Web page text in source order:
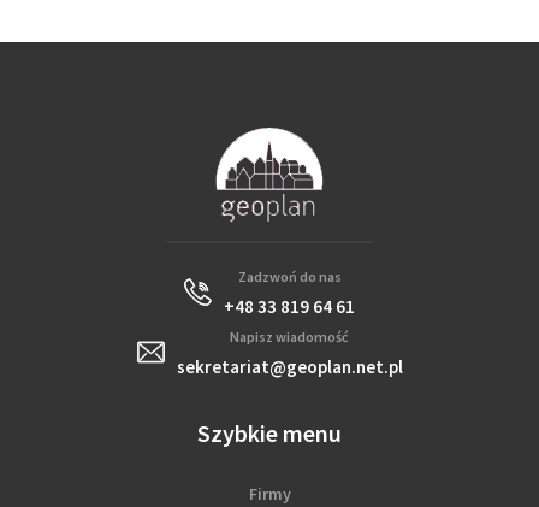
Zadzwoń do nas
+48 33 819 64 61
Napisz wiadomość
sekretariat@geoplan.net.pl
Szybkie menu
Firmy